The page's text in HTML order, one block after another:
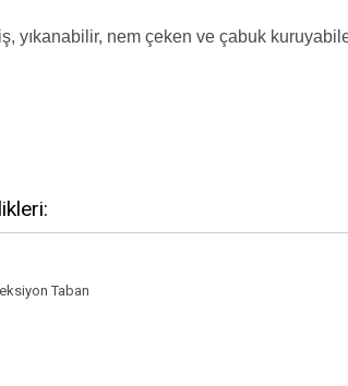
yıkanabilir, nem çeken ve çabuk
Taban